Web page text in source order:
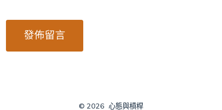
© 2026 心態與槓桿